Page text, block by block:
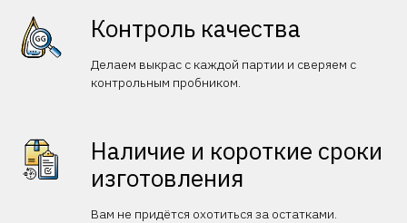
Контроль качества
Делаем выкрас с каждой партии и сверяем с
контрольным пробником.
Наличие и короткие сроки
изготовления
Вам не придётся охотиться за остатками.